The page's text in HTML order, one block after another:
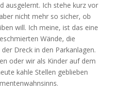
ausgelernt. Ich stehe kurz vor
nicht mehr so sicher, ob
will. Ich meine, ist das eine
Wände, die
Dreck in den Parkanlagen.
oder wir als Kinder auf dem
kahle Stellen geblieben